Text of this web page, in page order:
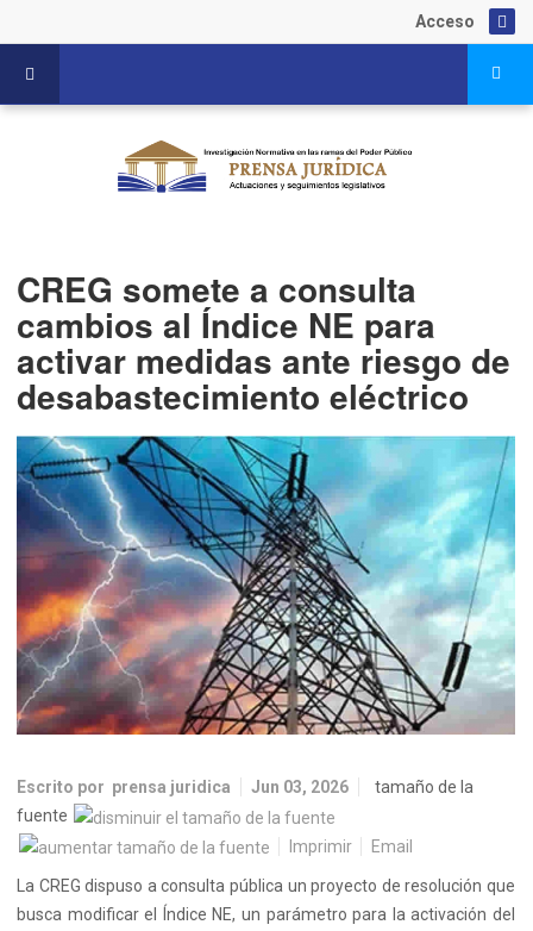
Acceso
CREG somete a consulta
cambios al Índice NE para
activar medidas ante riesgo de
desabastecimiento eléctrico
Escrito por prensa juridica Jun 03, 2026
tamaño de la
fuente
Imprimir
Email
La CREG dispuso a consulta pública un proyecto de resolución que
busca modificar el Índice NE, un parámetro para la activación del